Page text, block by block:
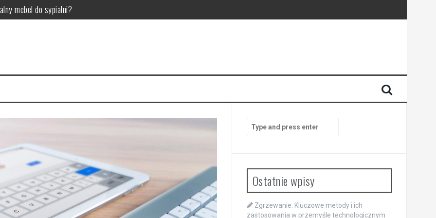
mebel do sypialni?
samochodu
ten gatunek gier jest tak popularny?
w przemyśle technologicznym
for:
Ostatnie wpisy
Zgrzewanie: Kluczowe metody i ich
zastosowania w przemyśle technologicznym